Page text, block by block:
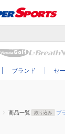
ブランド セ
さらに絞り込む
商品一覧 絞り込み ブ